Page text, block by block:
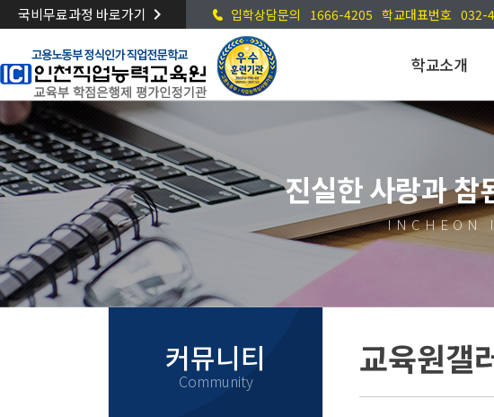
국비무료과정 바로가기 keyboard_arrow_right 입학상담문의 1666-4205 학교대표번호 032-
학교소개
학교장인사말
교수진소개
조직도
캠퍼스안내
고교위탁과정
원서접수 진행중
정식인가 받은 고교위탁 전문기관
100% 전액 국비지원, 매월 교육수당 지급
원서접수
진실한 사랑과 참
INCHEON
커뮤니티
Community
교육원갤